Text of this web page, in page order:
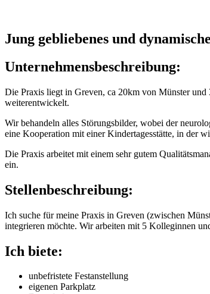
Jung gebliebenes und
Unternehmensbeschreibung:
Die Praxis liegt in Greven, ca 20km von Münster und
weiterentwickelt.
Wir behandeln alles Störungsbilder, wobei der
eine Kooperation mit einer Kindertagesstätte, in der
Die Praxis arbeitet mit einem sehr gutem
ein.
Stellenbeschreibung:
Ich suche für meine Praxis in Greven (zwischen
integrieren möchte. Wir arbeiten mit 5 Kolleginnen
Ich biete:
unbefristete Festanstellung
eigenen Parkplatz